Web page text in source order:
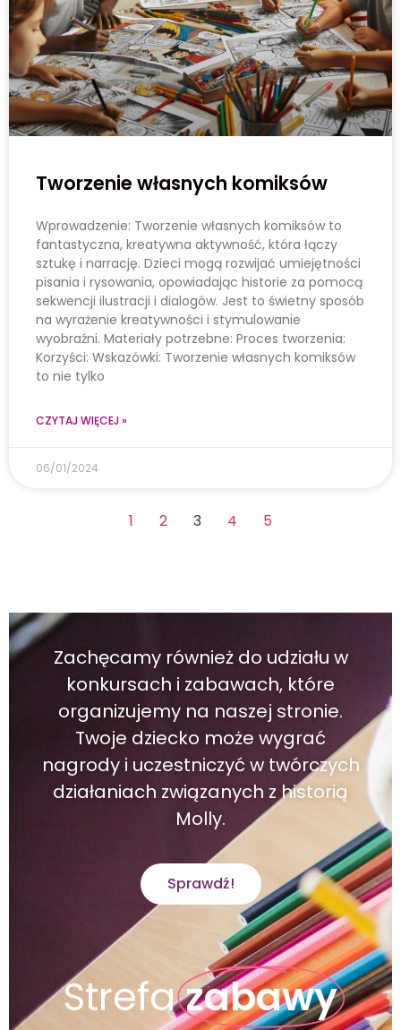
Tworzenie własnych komiksów
Wprowadzenie: Tworzenie własnych komiksów to
fantastyczna, kreatywna aktywność, która łączy
sztukę i narrację. Dzieci mogą rozwijać umiejętności
pisania i rysowania, opowiadając historie za pomocą
sekwencji ilustracji i dialogów. Jest to świetny sposób
na wyrażenie kreatywności i stymulowanie
wyobraźni. Materiały potrzebne: Proces tworzenia:
Korzyści: Wskazówki: Tworzenie własnych komiksów
to nie tylko
CZYTAJ WIĘCEJ »
06/01/2024
1 2 3 4 5
Zachęcamy również do udziału w
konkursach i zabawach, które
organizujemy na naszej stronie.
Twoje dziecko może wygrać
nagrody i uczestniczyć w twórczych
działaniach związanych z historią
Molly.
Sprawdź!
Strefazabawy